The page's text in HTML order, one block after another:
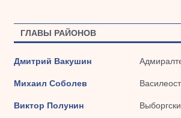
ГЛАВЫ РАЙОНОВ
Дмитрий Вакушин
Михаил Соболев
Виктор Полунин